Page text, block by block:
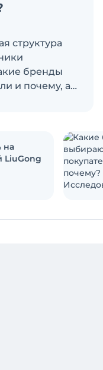
структура
бренды
и почему, а
рынка?
на
LiuGong